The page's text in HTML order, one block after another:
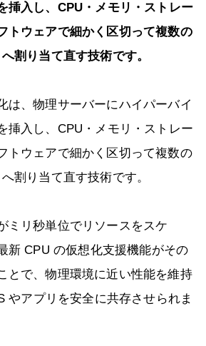
挿入し、CPU・メモリ・ストレー
トウェアで細かく区切って複数の
割り当て直す技術です。
は、物理サーバーにハイパーバイ
挿入し、CPU・メモリ・ストレー
トウェアで細かく区切って複数の
割り当て直す技術です。
ミリ秒単位でリソースをスケ
新 CPU の仮想化支援機能がその
とで、物理環境に近い性能を維持
やアプリを安全に共存させられま